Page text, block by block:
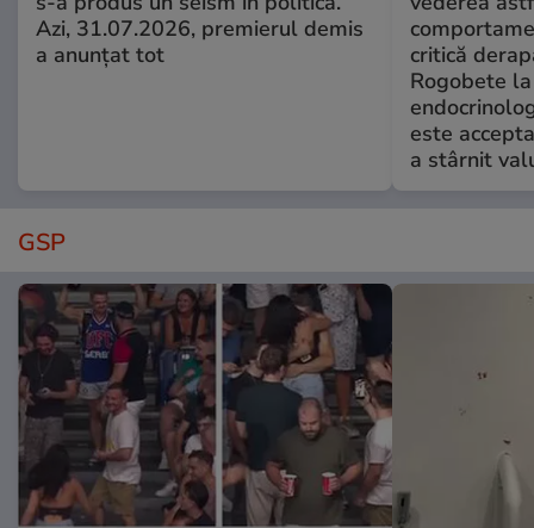
Azi, 31.07.2026, premierul demis
a anunțat tot
critică
Rogobete
este
a stârnit
GSP